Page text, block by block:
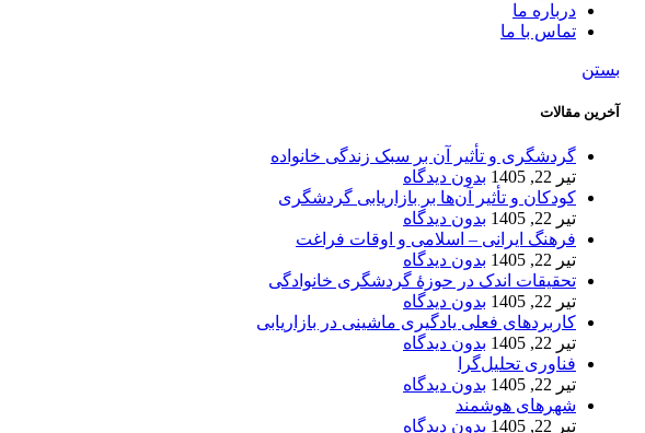
درباره‌ ما
تماس با ما
بستن
آخرین مقالات
گردشگری و تأثیر آن بر سبک زندگی خانواده
تیر 22, 1405
بدون دیدگاه
کودکان و تأثیر آن‌ها بر بازاریابی گردشگری
تیر 22, 1405
بدون دیدگاه
فرهنگ ایرانی – اسلامی و اوقات فراغت
تیر 22, 1405
بدون دیدگاه
تحقیقات اندک در حوزۀ گردشگری خانوادگی
تیر 22, 1405
بدون دیدگاه
کاربردهای فعلی یادگیری ماشینی در بازاریابی
تیر 22, 1405
بدون دیدگاه
فناوری تحلیل‌گرا
تیر 22, 1405
بدون دیدگاه
شهرهای هوشمند
تیر 22, 1405
بدون دیدگاه